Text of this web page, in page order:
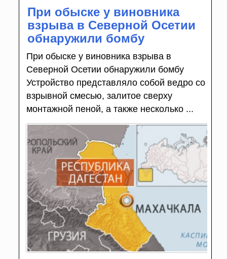
При обыске у виновника
взрыва в Северной Осетии
обнаружили бомбу
При обыске у виновника взрыва в
Северной Осетии обнаружили бомбу
Устройство представляло собой ведро со
взрывной смесью, залитое сверху
монтажной пеной, а также несколько ...